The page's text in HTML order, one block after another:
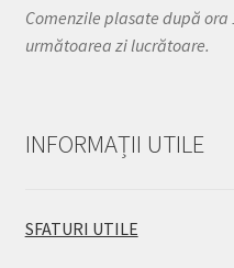
Comenzile plasate după ora
următoarea zi lucrătoare.
INFORMAȚII UTILE
SFATURI UTILE